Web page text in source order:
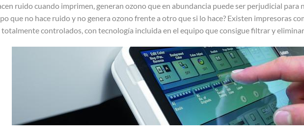
ruido cuando imprimen, generan ozono que en abundancia puede ser perjudicial para
que no hace ruido y no genera ozono frente a otro que si lo hace? Existen impresoras
controlados, con tecnología incluida en el equipo que consigue filtrar y